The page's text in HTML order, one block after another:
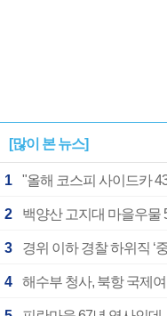
[많이 본 뉴스]
1 "올해 코스피 사이드카
2 백양산 고지대 마을우물
3 경위 이하 경찰 하위직 ‘
4 해수부 청사, 북항 국제